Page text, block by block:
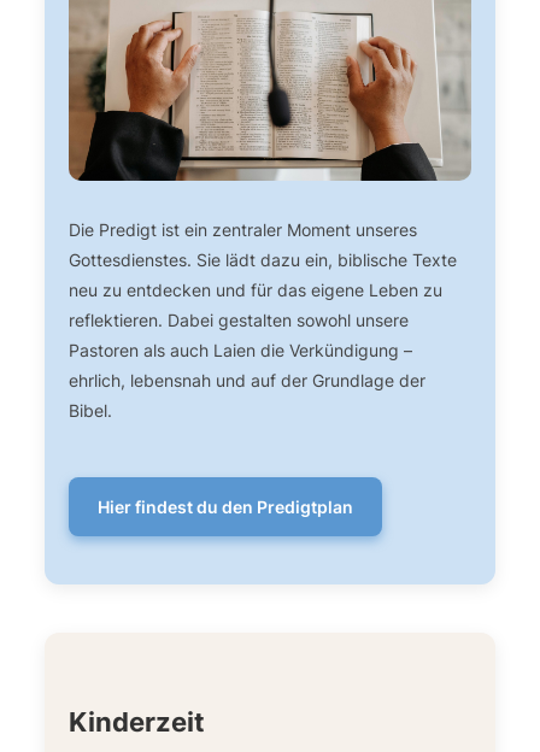
Die Predigt ist ein zentraler Moment unseres
Gottesdienstes. Sie lädt dazu ein, biblische Texte
neu zu entdecken und für das eigene Leben zu
reflektieren. Dabei gestalten sowohl unsere
Pastoren als auch Laien die Verkündigung –
ehrlich, lebensnah und auf der Grundlage der
Bibel.
Hier findest du den Predigtplan
Kinderzeit